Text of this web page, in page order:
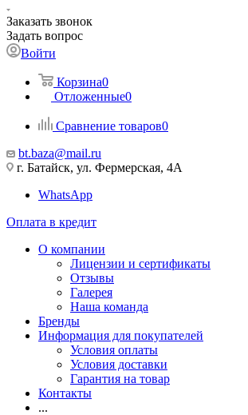
Заказать звонок
Задать вопрос
Войти
Корзина0
Отложенные0
Сравнение товаров0
bt.baza@mail.ru
г. Батайск, ул. Фермерская, 4А
WhatsApp
Оплата в кредит
О компании
Лицензии и сертификаты
Отзывы
Галерея
Наша команда
Бренды
Информация для покупателей
Условия оплаты
Условия доставки
Гарантия на товар
Контакты
...